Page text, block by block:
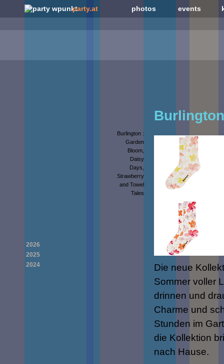
party.at photos events
2026
2025
2024
Burlington :
Garden
Bloom,
Daisy
Days,
Strawberry
and Towel
Tales
Die neue
Sommer voller
drinnen und
Charme und
Stunden im
die Kollektion
nach Hause.